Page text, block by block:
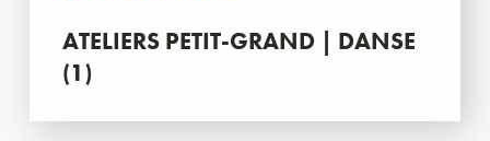
ATELIERS PETIT-GRAND | DANSE
(1)